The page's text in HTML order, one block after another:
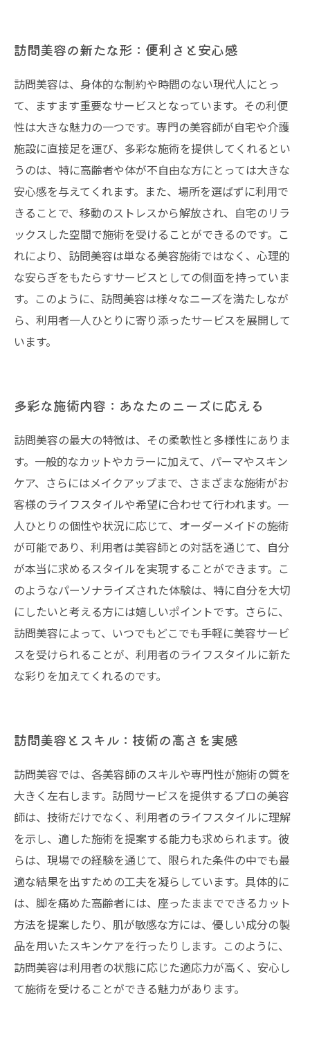
訪問美容の新たな形：便利さと安心感
訪問美容は、身体的な制約や時間のない現代人にとっ
て、ますます重要なサービスとなっています。その利便
性は大きな魅力の一つです。専門の美容師が自宅や介護
施設に直接足を運び、多彩な施術を提供してくれるとい
うのは、特に高齢者や体が不自由な方にとっては大きな
安心感を与えてくれます。また、場所を選ばずに利用で
きることで、移動のストレスから解放され、自宅のリラ
ックスした空間で施術を受けることができるのです。こ
れにより、訪問美容は単なる美容施術ではなく、心理的
な安らぎをもたらすサービスとしての側面を持っていま
す。このように、訪問美容は様々なニーズを満たしなが
ら、利用者一人ひとりに寄り添ったサービスを展開して
います。
多彩な施術内容：あなたのニーズに応える
訪問美容の最大の特徴は、その柔軟性と多様性にありま
す。一般的なカットやカラーに加えて、パーマやスキン
ケア、さらにはメイクアップまで、さまざまな施術がお
客様のライフスタイルや希望に合わせて行われます。一
人ひとりの個性や状況に応じて、オーダーメイドの施術
が可能であり、利用者は美容師との対話を通じて、自分
が本当に求めるスタイルを実現することができます。こ
のようなパーソナライズされた体験は、特に自分を大切
にしたいと考える方には嬉しいポイントです。さらに、
訪問美容によって、いつでもどこでも手軽に美容サービ
スを受けられることが、利用者のライフスタイルに新た
な彩りを加えてくれるのです。
訪問美容とスキル：技術の高さを実感
訪問美容では、各美容師のスキルや専門性が施術の質を
大きく左右します。訪問サービスを提供するプロの美容
師は、技術だけでなく、利用者のライフスタイルに理解
を示し、適した施術を提案する能力も求められます。彼
らは、現場での経験を通じて、限られた条件の中でも最
適な結果を出すための工夫を凝らしています。具体的に
は、脚を痛めた高齢者には、座ったままでできるカット
方法を提案したり、肌が敏感な方には、優しい成分の製
品を用いたスキンケアを行ったりします。このように、
訪問美容は利用者の状態に応じた適応力が高く、安心し
て施術を受けることができる魅力があります。